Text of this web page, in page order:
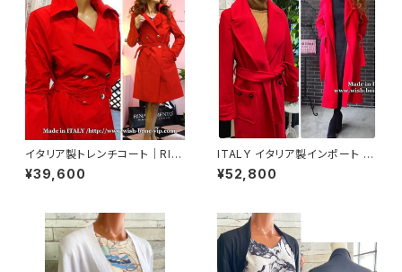
イタリア製トレンチコート｜RIN
ASCIMENTO/リナシメント｜ダ
ブルボタン・リボンベルト・ツヤ
¥39,600
ITALY イタリア製インポート RI
NASCIMENTO/リナシメント｜
厚手ロングコート/レッド(XS) ア
¥52,800